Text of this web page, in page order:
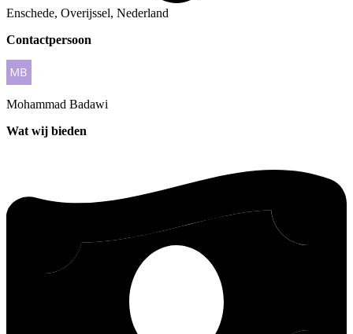
Enschede, Overijssel, Nederland
Contactpersoon
Mohammad Badawi
Wat wij bieden